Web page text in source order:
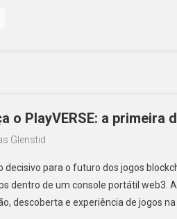
o PlayVERSE: a primeira
Glenstid
decisivo para o futuro dos jogos
dentro de um console portátil web3.
descoberta e experiência de jogos na